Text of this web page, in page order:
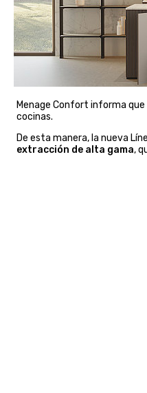
Menage Confort informa
cocinas.
De esta manera, la nueva
extracción de alta gama,